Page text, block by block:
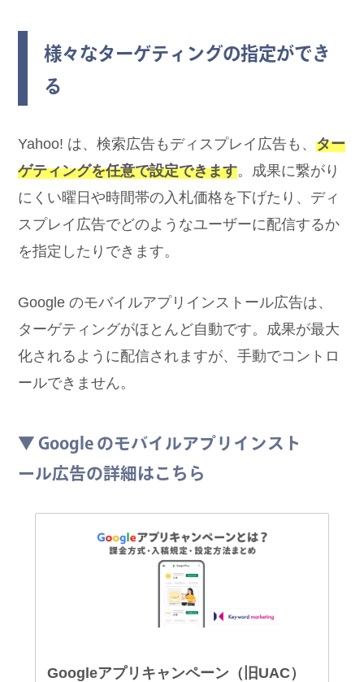
様々なターゲティングの指定ができ
る
Yahoo! は、検索広告もディスプレイ広告も、ター
ゲティングを任意で設定できます。成果に繋がり
にくい曜日や時間帯の入札価格を下げたり、ディ
スプレイ広告でどのようなユーザーに配信するか
を指定したりできます。
Google のモバイルアプリインストール広告は、
ターゲティングがほとんど自動です。成果が最大
化されるように配信されますが、手動でコントロ
ールできません。
▼ Google のモバイルアプリインスト
ール広告の詳細はこちら
Googleアプリキャンペーン（旧UAC）